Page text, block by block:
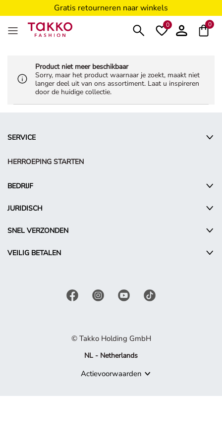
Gratis retourneren naar winkels
5€ voucher voor Takko Friends****
0 0
Product niet meer beschikbaar
Sorry, maar het product waarnaar je zoekt, maakt niet
langer deel uit van ons assortiment. Laat u inspireren
door de huidige collectie.
SERVICE
HERROEPING STARTEN
BEDRIJF
JURIDISCH
SNEL VERZONDEN
VEILIG BETALEN
© Takko Holding GmbH
NL - Netherlands
Actievoorwaarden